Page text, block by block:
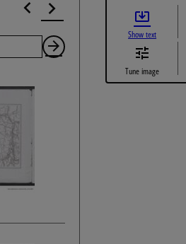
Next
Show text
Tune image